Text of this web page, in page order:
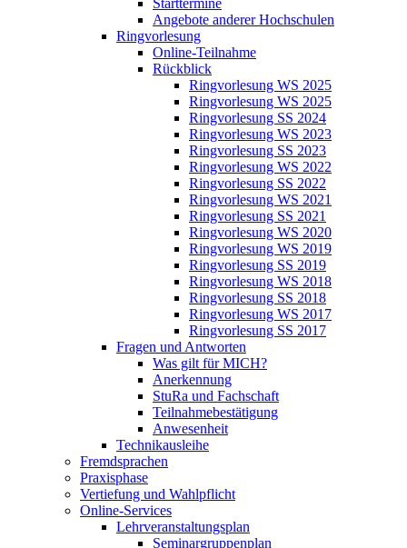
Angebote anderer Hochschulen
Ringvorlesung
Online-Teilnahme
Rückblick
Ringvorlesung WS 2025
Ringvorlesung WS 2025
Ringvorlesung SS 2024
Ringvorlesung WS 2023
Ringvorlesung SS 2023
Ringvorlesung WS 2022
Ringvorlesung SS 2022
Ringvorlesung WS 2021
Ringvorlesung SS 2021
Ringvorlesung WS 2020
Ringvorlesung WS 2019
Ringvorlesung SS 2019
Ringvorlesung WS 2018
Ringvorlesung SS 2018
Ringvorlesung WS 2017
Ringvorlesung SS 2017
Fragen und Antworten
Was gilt für MICH?
Anerkennung
StuRa und Fachschaft
Teilnahmebestätigung
Anwesenheit
Technikausleihe
Fremdsprachen
Praxisphase
Vertiefung und Wahlpflicht
Online-Services
Lehrveranstaltungsplan
Seminargruppenplan